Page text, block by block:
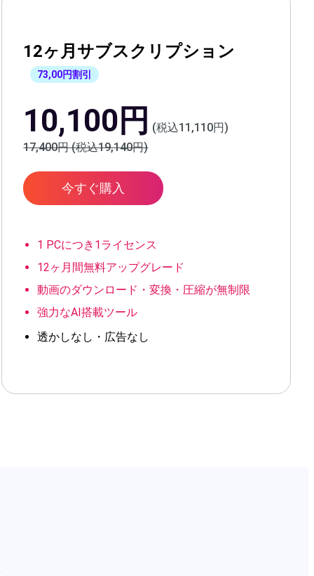
12ヶ月サブスクリプション
73,00円割引
10,100円
(税込11,110円)
17,400円 (税込19,140円)
今すぐ購入
1 PCにつき1ライセンス
12ヶ月間無料アップグレード
動画のダウンロード・変換・圧縮が無制限
強力なAI搭載ツール
透かしなし・広告なし